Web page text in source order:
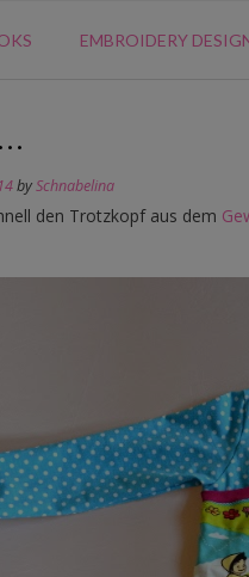
EMBROIDERY
bySchnabelina
den Trotzkopf aus dem